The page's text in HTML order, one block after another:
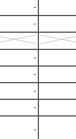
-
-
-
-
-
-
-